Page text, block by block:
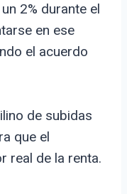
2% durante el
en ese
el acuerdo
de subidas
que el
real de la renta.